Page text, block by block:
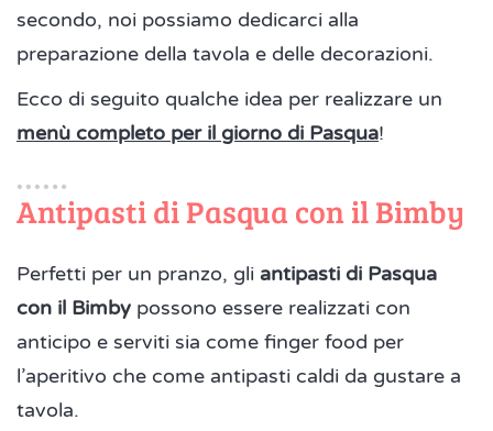
secondo, noi possiamo dedicarci alla
preparazione della tavola e delle decorazioni.
Ecco di seguito qualche idea per realizzare un
menù completo per il giorno di Pasqua!
Antipasti di Pasqua con il Bimby
Perfetti per un pranzo, gli antipasti di Pasqua
con il Bimby possono essere realizzati con
anticipo e serviti sia come finger food per
l’aperitivo che come antipasti caldi da gustare a
tavola.